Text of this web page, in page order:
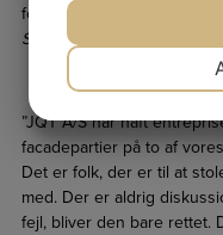
for huset.”
Søren Larsen,
”JQT A/S har haft
facadepartier på to af
Det er folk, der er til at
med. Der er aldrig
fejl, bliver den bare rettet.
MARKETING